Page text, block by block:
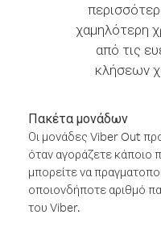
χαμηλότερη
από τις
κλήσεων
Πακέτα μονάδων
Οι μονάδες Viber Out
όταν αγοράζετε κάποιο
μπορείτε να
οποιονδήποτε αριθμό
του Viber.